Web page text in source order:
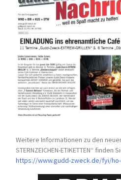
Weitere Informationen zu den
STERNZEICHEN-ETIKETTEN“ finden
https://www.gudd-zweck.de/fyi/